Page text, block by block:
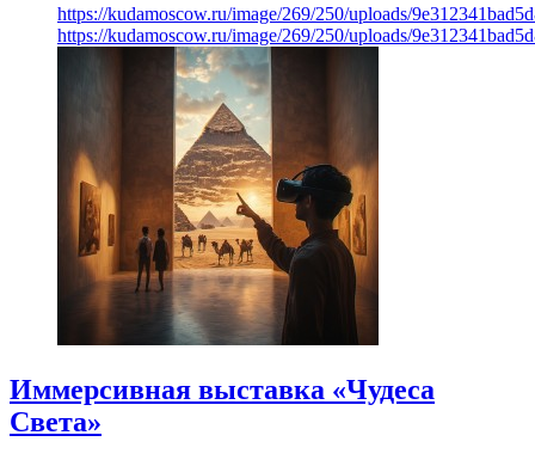
https://kudamoscow.ru/image/269/250/uploads/
https://kudamoscow.ru/image/269/250/uploads/
Иммерсивная выставка «Чудеса
Света»